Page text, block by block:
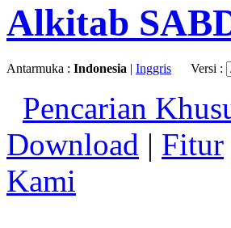
Alkitab
Antarmuka : Indonesia | Inggris Versi :
Pencarian
Download | Fitur
Kami